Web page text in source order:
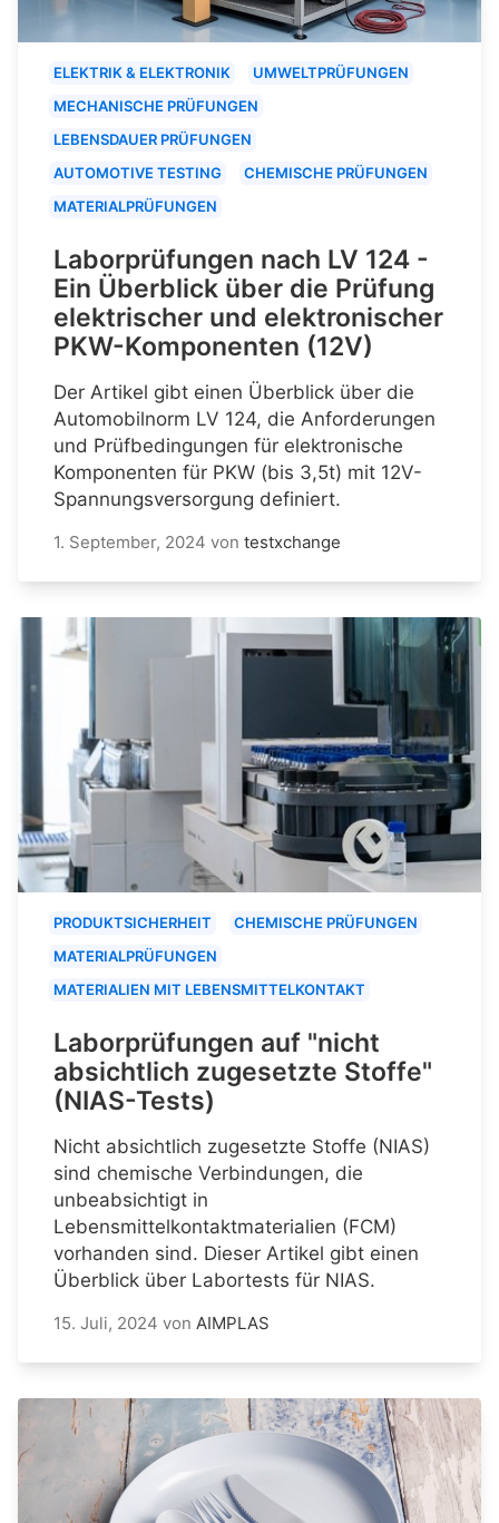
ELEKTRIK & ELEKTRONIK
UMWELTPRÜFUNGEN
MECHANISCHE PRÜFUNGEN
LEBENSDAUER PRÜFUNGEN
AUTOMOTIVE TESTING
CHEMISCHE PRÜFUNGEN
MATERIALPRÜFUNGEN
Laborprüfungen nach LV 124 -
Ein Überblick über die Prüfung
elektrischer und elektronischer
PKW-Komponenten (12V)
Der Artikel gibt einen Überblick über die
Automobilnorm LV 124, die Anforderungen
und Prüfbedingungen für elektronische
Komponenten für PKW (bis 3,5t) mit 12V-
Spannungsversorgung definiert.
1. September, 2024 von testxchange
PRODUKTSICHERHEIT
CHEMISCHE PRÜFUNGEN
MATERIALPRÜFUNGEN
MATERIALIEN MIT LEBENSMITTELKONTAKT
Laborprüfungen auf "nicht
absichtlich zugesetzte Stoffe"
(NIAS-Tests)
Nicht absichtlich zugesetzte Stoffe (NIAS)
sind chemische Verbindungen, die
unbeabsichtigt in
Lebensmittelkontaktmaterialien (FCM)
vorhanden sind. Dieser Artikel gibt einen
Überblick über Labortests für NIAS.
15. Juli, 2024 von AIMPLAS